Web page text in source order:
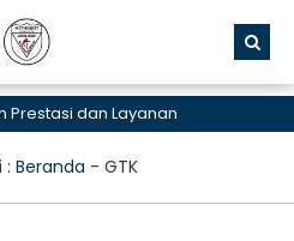
dan Layanan
: Beranda - GTK